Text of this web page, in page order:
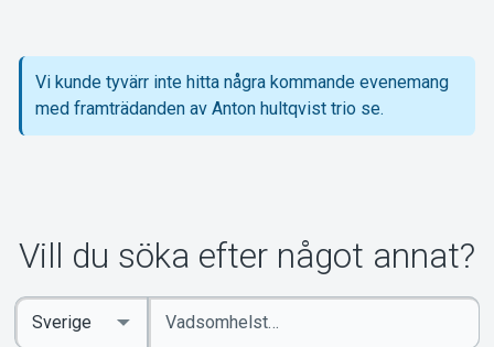
Support
Vi kunde tyvärr inte hitta några kommande evenemang
med framträdanden av Anton hultqvist trio se.
Vill du söka efter något annat?
Ange
sökord
Select
Country